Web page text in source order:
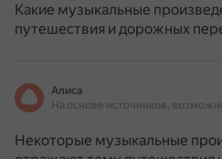
Какие музыкальные
путешествия и дорожных
Алиса
Некоторые музыкальные